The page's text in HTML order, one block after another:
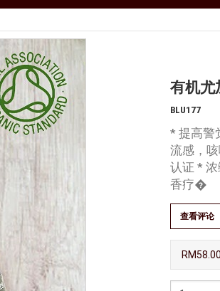
有机尤
BLU177
* 提高警
流感，
认证 *
香疗�
查看评论
RM58.00